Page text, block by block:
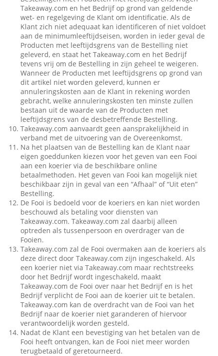
Takeaway.com en het Bedrijf op grond van geldende
wet- en regelgeving de Klant om identificatie. Als de
Klant zich niet adequaat kan identificeren of niet voldoet
aan de minimumleeftijdseisen, worden in ieder geval de
Producten met leeftijdsgrens van de Bestelling niet
geleverd, en staat het Takeaway.com en het Bedrijf
tevens vrij om de Bestelling in zijn geheel te weigeren.
Wanneer de Producten met leeftijdsgrens op grond van
dit artikel niet worden geleverd, kunnen er
annuleringskosten aan de Klant in rekening worden
gebracht, welke annuleringskosten ten minste zullen
bestaan uit de waarde van de Producten met
leeftijdsgrens van de desbetreffende Bestelling.
Takeaway.com aanvaardt geen aansprakelijkheid in
verband met de uitvoering van de Overeenkomst.
Na het plaatsen van de Bestelling kan de Klant naar
eigen goeddunken kiezen voor het geven van een Fooi
aan een koerier via de beschikbare online
betaalmethoden. Het geven van Fooi kan mogelijk niet
beschikbaar zijn in geval van een “Afhaal” of “Uit eten”
Bestelling.
De Fooi is bedoeld voor de koeriers en kan niet worden
beschouwd als betaling voor diensten van
Takeaway.com. Takeaway.com zal daarbij alleen
optreden als tussenpersoon en overdrager van de
Fooien.
Takeaway.com zal de Fooi overmaken aan de koeriers als
deze direct door Takeaway.com zijn ingeschakeld. Als
een koerier niet via Takeaway.com maar rechtstreeks
door het Bedrijf wordt ingeschakeld, maakt
Takeaway.com de Fooi over naar het Bedrijf en is het
Bedrijf verplicht de Fooi aan de koerier uit te betalen.
Takeaway.com kan de overdracht van de Fooi van het
Bedrijf naar de koerier niet garanderen of hiervoor
verantwoordelijk worden gesteld.
Nadat de Klant een bevestiging van het betalen van de
Fooi heeft ontvangen, kan de Fooi niet meer worden
terugbetaald of geretourneerd.